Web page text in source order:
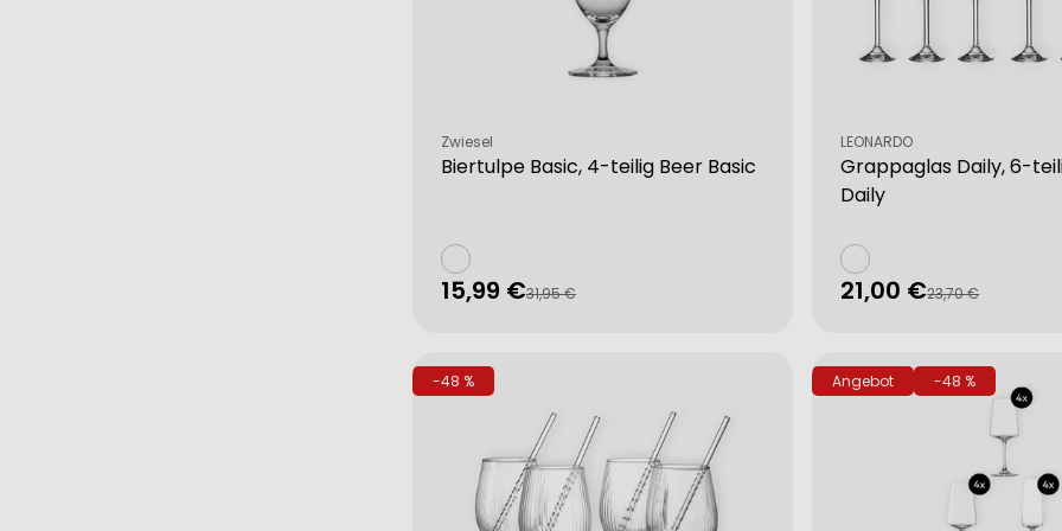
Biertulpe Basic, 4-teilig Beer Basic
Verkäufer:
Zwiesel
Verkaufspreis
15,99 €
Regulärer
31,95 €
Grappaglas Daily, 6-
Daily
Verkäufer:
LEONARDO
Verkaufspreis
21,00 €
Regulärer
23,70 €
-48 % Angebot -48 %